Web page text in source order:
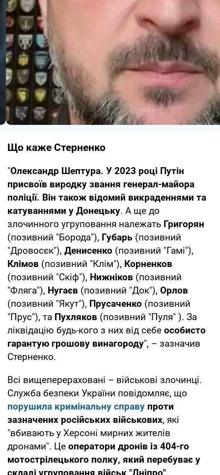
Що каже Стерненко
"Олександр Шептура. У 2023 році Путін
присвоїв виродку звання генерал-майора
поліції. Він також відомий викраденнями та
катуваннями у Донецьку. А ще до
злочинного угруповання належать Григорян
(позивний "Борода"), Губарь (позивний
"Дровосєк"), Денисенко (позивний "Гамі"),
Клімов (позивний "Клім"), Корненков
(позивний "Скіф"), Нижніков (позивний
"Фляга"), Нугаєв (позивний "Док"), Орлов
(позивний "Якут"), Прусаченко (позивний
"Прус"), та Пухляков (позивний "Пуля" ). За
ліквідацію будь-кого з них від себе особисто
гарантую грошову винагороду", – зазначив
Стерненко.
Всі вищеперераховані – військові злочинці.
Служба безпеки України повідомляє, що
порушила кримінальну справу проти
зазначених російських військових, які
"вбивають у Херсоні мирних жителів
дронами". Це оператори дронів із 404-го
мотострілецького полку, який перебуває у